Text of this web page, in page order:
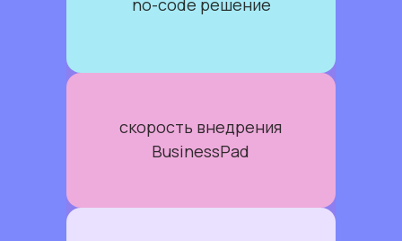
скорость внедрения
BusinessPad